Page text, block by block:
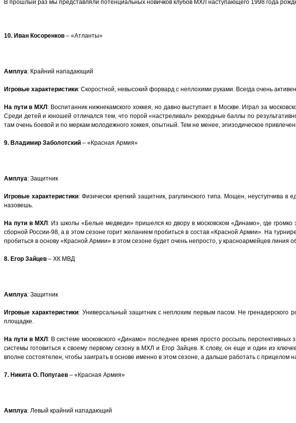
В прошлый раз мы представляли потенциальных новичков клубов МХЛ наступающего 1998 года
10. Иван Косоренков – «Атланты»
Амплуа: Крайний нападающий
Игровые характеристики: Скоростной, невысокий форвард с неплохими руками. Всегда очень
На пути в МХЛ: Воспитанник нижнекамского хоккея, но давно выступает в Москве. Играл за
Среди детей и юношей отличался тем, что порой «настреливал» рекордные баллы по
там очень боевой и по меркам молодежного хоккея, опытный. Тем не менее, эпизодическое
9. Владимир Заболотский – «Красная Армия»
Амплуа: Защитник
Игровые характеристики: Физически крепкий защитник, рагулинского типа. Мощен, неуступчива
назовешь.
На пути в МХЛ: Из школы «Белые медведи» пришелся ко двору в московском «Динамо», где
сборной России-98, а в этом сезоне горит желанием пробиться в состав «Красной Армии». На
пробиться в основу «Красной Армии» в этом сезоне будет очень непросто, у красноармейцев
8. Егор Зайцев – ХК МВД
Амплуа: Защитник
Игровые характеристики: Универсальный защитник с неплохим первым пасом. Не гренадерского
площадке.
На пути в МХЛ: В системе московского «Динамо» последнее время просто россыпь
системы готовиться к своему первому сезону в МХЛ и Егор Зайцев. К слову, он еще и один из
вполне состоятелен, чтобы заиграть в основе именно в этом сезоне, а дальше работать с прицелом
7. Никита О. Попугаев – «Красная Армия»
Амплуа: Левый крайний нападающий